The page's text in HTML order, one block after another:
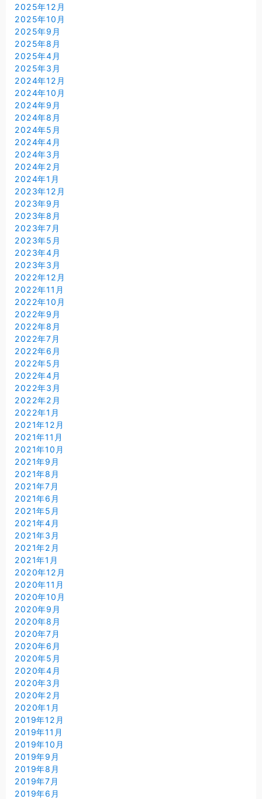
2025年12月
2025年10月
2025年9月
2025年8月
2025年4月
2025年3月
2024年12月
2024年10月
2024年9月
2024年8月
2024年5月
2024年4月
2024年3月
2024年2月
2024年1月
2023年12月
2023年9月
2023年8月
2023年7月
2023年5月
2023年4月
2023年3月
2022年12月
2022年11月
2022年10月
2022年9月
2022年8月
2022年7月
2022年6月
2022年5月
2022年4月
2022年3月
2022年2月
2022年1月
2021年12月
2021年11月
2021年10月
2021年9月
2021年8月
2021年7月
2021年6月
2021年5月
2021年4月
2021年3月
2021年2月
2021年1月
2020年12月
2020年11月
2020年10月
2020年9月
2020年8月
2020年7月
2020年6月
2020年5月
2020年4月
2020年3月
2020年2月
2020年1月
2019年12月
2019年11月
2019年10月
2019年9月
2019年8月
2019年7月
2019年6月